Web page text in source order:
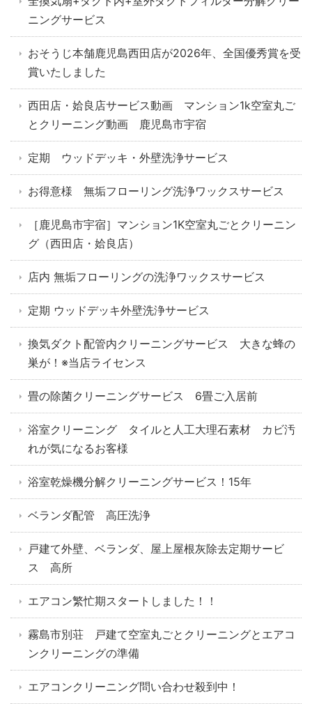
ニングサービス
おそうじ本舗鹿児島西田店が2026年、全国優秀賞を受
賞いたしました
西田店・姶良店サービス動画 マンション1k空室丸ご
とクリーニング動画 鹿児島市宇宿
定期 ウッドデッキ・外壁洗浄サービス
お得意様 無垢フローリング洗浄ワックスサービス
［鹿児島市宇宿］マンション1K空室丸ごとクリーニン
グ（西田店・姶良店）
店内 無垢フローリングの洗浄ワックスサービス
定期 ウッドデッキ外壁洗浄サービス
換気ダクト配管内クリーニングサービス 大きな蜂の
巣が！※当店ライセンス
畳の除菌クリーニングサービス 6畳ご入居前
浴室クリーニング タイルと人工大理石素材 カビ汚
れが気になるお客様
浴室乾燥機分解クリーニングサービス！15年
ベランダ配管 高圧洗浄
戸建て外壁、ベランダ、屋上屋根灰除去定期サービ
ス 高所
エアコン繁忙期スタートしました！！
霧島市別荘 戸建て空室丸ごとクリーニングとエアコ
ンクリーニングの準備
エアコンクリーニング問い合わせ殺到中！